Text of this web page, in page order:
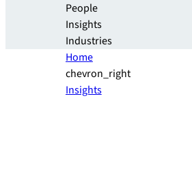
People
Insights
Industries
Home
chevron_right
Insights